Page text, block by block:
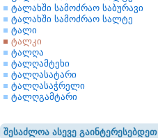
ტალახში სამოძრაო საბურავი
ტალახში სამოძრაო სალტე
ტალი
ტალკი
ტალღა
ტალღამტეხი
ტალღასატარი
ტალღასაჭრელი
ტალღგამტარი
შესაძლოა ასევე გაინტერესებდეთ